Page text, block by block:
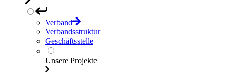
Verband
Verbandsstruktur
Geschäftsstelle
Unsere Projekte